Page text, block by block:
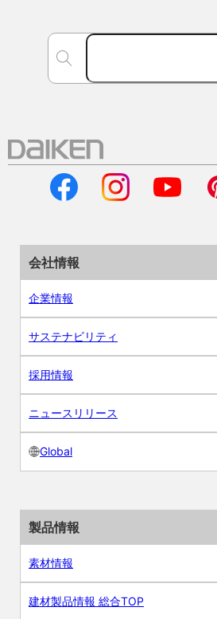
会社情報
企業情報
サステナビリティ
採用情報
ニュースリリース
Global
製品情報
素材情報
建材製品情報 総合TOP